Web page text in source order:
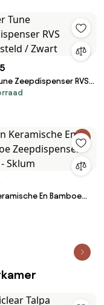
Zeepdispenser RVS
/ Zwart
En Bamboe